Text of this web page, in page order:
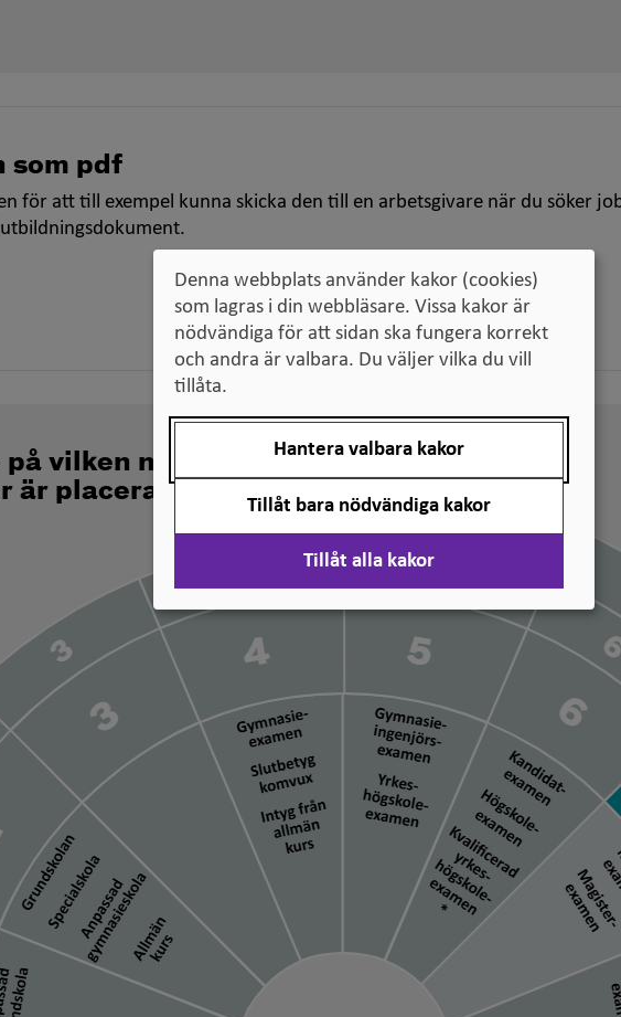
som pdf
för att till exempel kunna skicka den till en arbetsgivare när du söker
på vilken nivå svenska
är placerade
Denna webbplats använder kakor (cookies)
som lagras i din webbläsare. Vissa kakor är
nödvändiga för att sidan ska fungera korrekt
och andra är valbara. Du väljer vilka du vill
tillåta.
Hantera valbara kakor
Tillåt bara nödvändiga kakor
Tillåt alla kakor